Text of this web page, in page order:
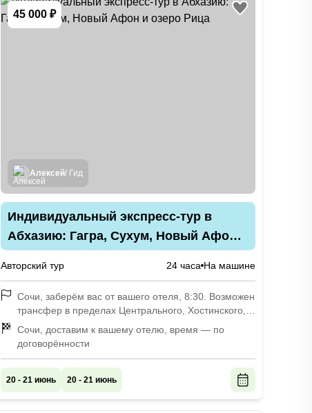
45 000 ₽
Алексей/ Гид
Индивидуальный экспресс-тур в
Абхазию: Гагра, Сухум, Новый Афон и
Авторский тур 24 часа На машине
Сочи, заберём вас от вашего отеля, 8:30. Возможен
трансфер в пределах Центрального, Хостинского,
Адлерского районов, также можем забрать вас уже
в Абхазии, в этом случае маршрут обсудим с вами
индивидуально
Сочи, доставим к вашему отелю, время — по
договорённости
20 - 21 июнь 20 - 21 июнь